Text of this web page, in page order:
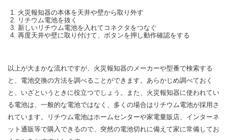
火災報知器の本体を天井や壁から取り外す
リチウム電池を抜く
新しいリチウム電池を入れてコネクタをつなぐ
再度天井や壁に取り付けて、ボタンを押し動作確認をする
以上が大まかな流れですが、火災報知器のメーカーや型番で検索する
と、電池交換の方法を調べることができます。あらかじめ調べておく
と、いざというときに役立つでしょう。また、火災報知器に使われてい
る電池は、一般的な電池ではなく、多くの場合はリチウム電池が採用さ
れています。リチウム電池はホームセンターや家電量販店、インターネ
ット通販等で購入できるので、突然の電池切れに備えて家に常備してお